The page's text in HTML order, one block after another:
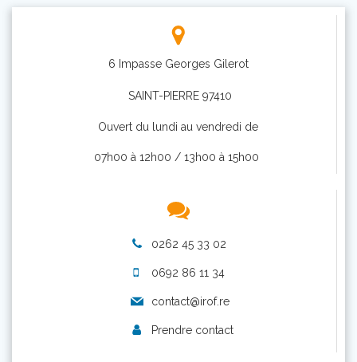
6 Impasse Georges Gilerot
SAINT-PIERRE 97410
Ouvert du lundi au vendredi de
07h00 à 12h00 / 13h00 à 15h00
0262 45 33 02
0692 86 11 34
contact@irof.re
Prendre contact